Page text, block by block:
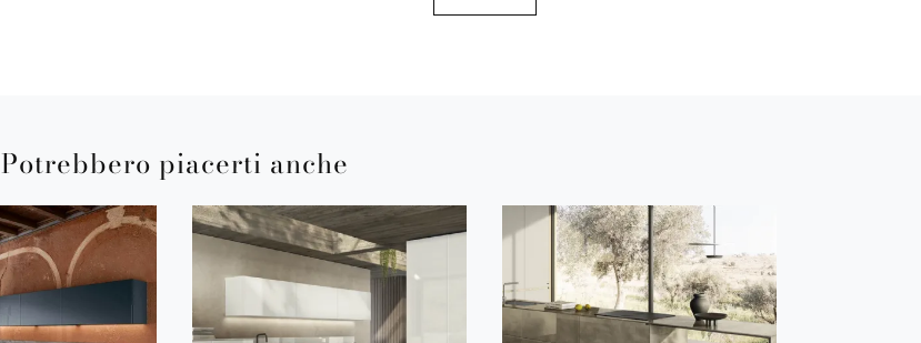
Potrebbero piacerti anche